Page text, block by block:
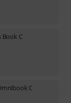
Book C
C